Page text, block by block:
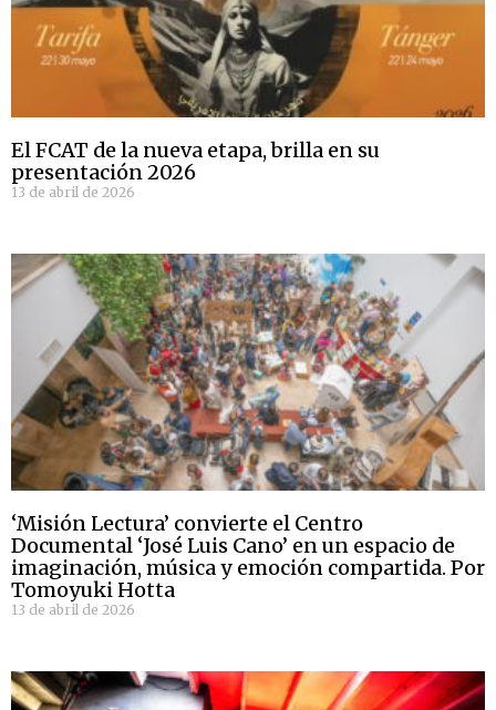
El FCAT de la nueva etapa, brilla en su
presentación 2026
13 de abril de 2026
‘Misión Lectura’ convierte el Centro
Documental ‘José Luis Cano’ en un espacio de
imaginación, música y emoción compartida. Por
Tomoyuki Hotta
13 de abril de 2026